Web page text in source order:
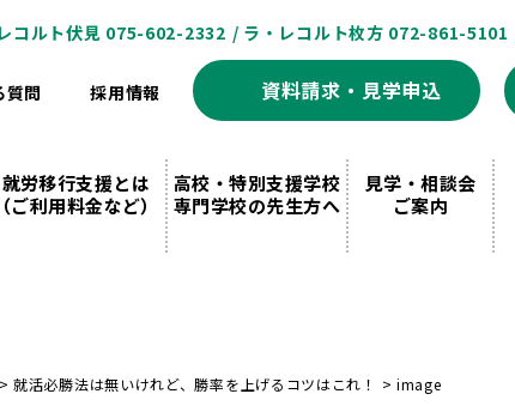
コルト伏見 075-602-2332 / ラ・レコルト枚方 072-861-5101
質問 採用情報 資料請求・見学申込
就労移行支援とは
（ご利用料金など）
高校・特別支援学校
専門学校の先生方へ
見学・相談会
ご案内
>就活必勝法は無いけれど、勝率を上げるコツはこれ！ > image